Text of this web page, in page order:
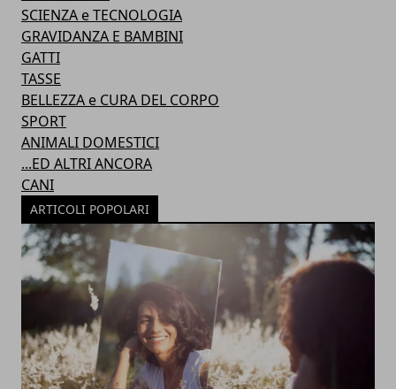
SCIENZA e TECNOLOGIA
GRAVIDANZA E BAMBINI
GATTI
TASSE
BELLEZZA e CURA DEL CORPO
SPORT
ANIMALI DOMESTICI
...ED ALTRI ANCORA
CANI
ARTICOLI POPOLARI